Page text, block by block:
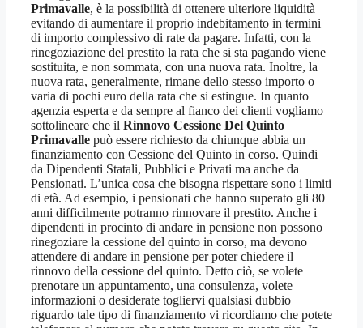
Primavalle, è la possibilità di ottenere ulteriore liquidità
evitando di aumentare il proprio indebitamento in termini
di importo complessivo di rate da pagare. Infatti, con la
rinegoziazione del prestito la rata che si sta pagando viene
sostituita, e non sommata, con una nuova rata. Inoltre, la
nuova rata, generalmente, rimane dello stesso importo o
varia di pochi euro della rata che si estingue. In quanto
agenzia esperta e da sempre al fianco dei clienti vogliamo
sottolineare che il Rinnovo Cessione Del Quinto
Primavalle può essere richiesto da chiunque abbia un
finanziamento con Cessione del Quinto in corso. Quindi
da Dipendenti Statali, Pubblici e Privati ma anche da
Pensionati. L’unica cosa che bisogna rispettare sono i limiti
di età. Ad esempio, i pensionati che hanno superato gli 80
anni difficilmente potranno rinnovare il prestito. Anche i
dipendenti in procinto di andare in pensione non possono
rinegoziare la cessione del quinto in corso, ma devono
attendere di andare in pensione per poter chiedere il
rinnovo della cessione del quinto. Detto ciò, se volete
prenotare un appuntamento, una consulenza, volete
informazioni o desiderate togliervi qualsiasi dubbio
riguardo tale tipo di finanziamento vi ricordiamo che potete